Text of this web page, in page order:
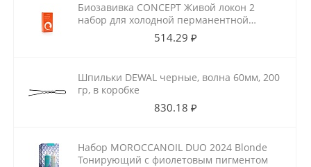
Биозавивка CONCEPT Живой локон 2
набор для холодной перманентной
завивки для ослабленных волос
514.29 ₽
Шпильки DEWAL черные, волна 60мм, 200
гр, в коробке
830.18 ₽
Набор MOROCCANOIL DUO 2024 Blonde
Тонирующий с фиолетовым пигментом